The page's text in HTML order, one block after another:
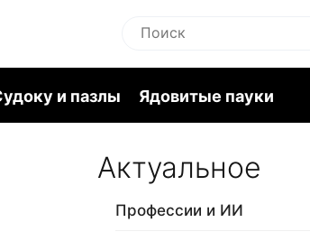
и пазлы Ядовитые пауки
Актуальное
Профессии и ИИ